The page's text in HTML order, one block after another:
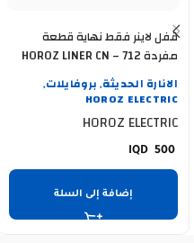
قفل لاينر فقط نهاية قطعة
مفردة HOROZ LINER CN – 712
SIZE 2.5 CM
الانارة الحديثة, بروفايلات,
HOROZ ELECTRIC
HOROZ ELECTRIC
500
إضافة إلى السلة